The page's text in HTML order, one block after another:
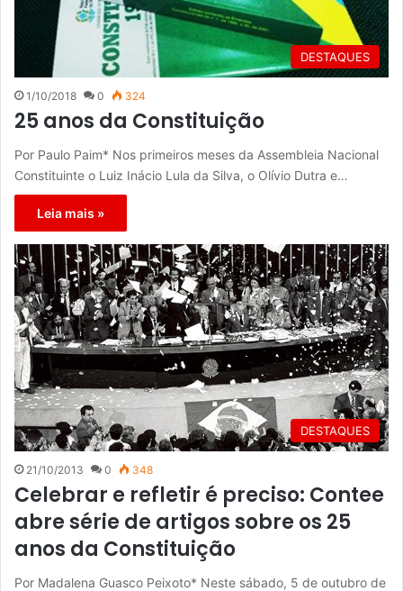
DESTAQUES
1/10/2018 0 324
25 anos da Constituição
Por Paulo Paim* Nos primeiros meses da Assembleia Nacional
Constituinte o Luiz Inácio Lula da Silva, o Olívio Dutra e…
Leia mais »
DESTAQUES
21/10/2013 0 348
Celebrar e refletir é preciso: Contee
abre série de artigos sobre os 25
anos da Constituição
Por Madalena Guasco Peixoto* Neste sábado, 5 de outubro de